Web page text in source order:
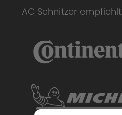
AC Schnitzer empfiehlt